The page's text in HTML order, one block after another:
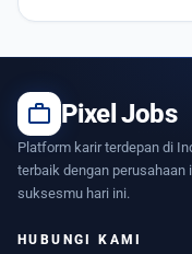
work Pixel Jobs
Platform karir terdepan di
terbaik dengan perusahaan
suksesmu hari ini.
HUBUNGI KAMI